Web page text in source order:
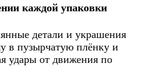
каждой упаковки
детали и украшения
в пузырчатую плёнку и
удары от движения по